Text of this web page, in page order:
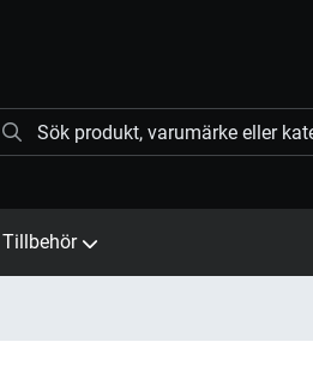
Tillbehör